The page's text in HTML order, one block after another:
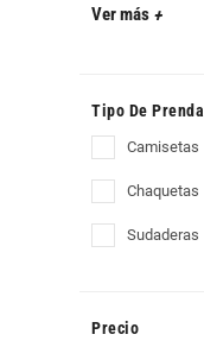
Ver más +
Tipo De Prenda
camisetas
chaquetas
sudaderas
Precio